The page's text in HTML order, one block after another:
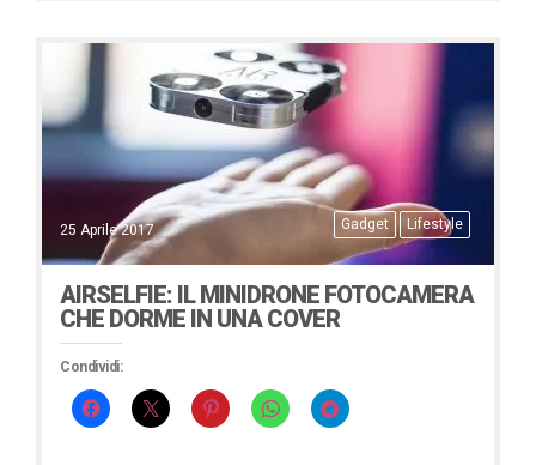
Gadget Lifestyle
25 Aprile 2017
AIRSELFIE: IL MINIDRONE FOTOCAMERA
CHE DORME IN UNA COVER
Condividi: